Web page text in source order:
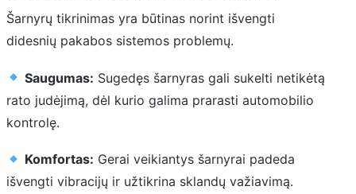
Šarnyrų tikrinimas yra būtinas norint išvengti
didesnių pakabos sistemos problemų.
Saugumas: Sugedęs šarnyras gali sukelti netikėtą
rato judėjimą, dėl kurio galima prarasti automobilio
kontrolę.
Komfortas: Gerai veikiantys šarnyrai padeda
išvengti vibracijų ir užtikrina sklandų važiavimą.